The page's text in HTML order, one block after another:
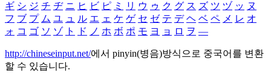
ギ シ ジ チ ヂ ニ ヒ ビ ピ ミ リ ウ ゥ ク グ ス ズ ツ ヅ ッ ヌ
フ ブ プ ム ユ ュ ル エ ェ ケ ゲ セ ゼ テ デ ヘ ベ ペ メ レ オ
ォ コ ゴ ソ ゾ ト ド ノ ホ ボ ポ モ ヨ ョ ロ ヲ ―
http://chineseinput.net/에서 pinyin(병음)방식으로 중국어를 변환
할 수 있습니다.